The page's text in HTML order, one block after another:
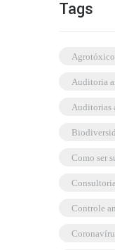
Tags
agrotóxico
auditoria
como ser
controle